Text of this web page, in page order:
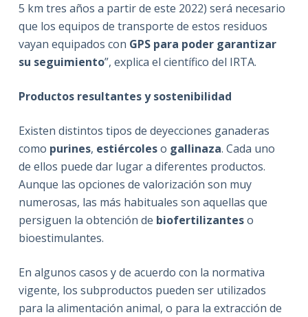
5 km tres años a partir de este 2022) será necesario
que los equipos de transporte de estos residuos
vayan equipados con GPS para poder garantizar
su seguimiento”, explica el científico del IRTA.
Productos resultantes y sostenibilidad
Existen distintos tipos de deyecciones ganaderas
como purines, estiércoleso gallinaza. Cada uno
de ellos puede dar lugar a diferentes productos.
Aunque las opciones de valorización son muy
numerosas, las más habituales son aquellas que
persiguen la obtención de biofertilizanteso
bioestimulantes.
En algunos casos y de acuerdo con la normativa
vigente, los subproductos pueden ser utilizados
para la alimentación animal, o para la extracción de